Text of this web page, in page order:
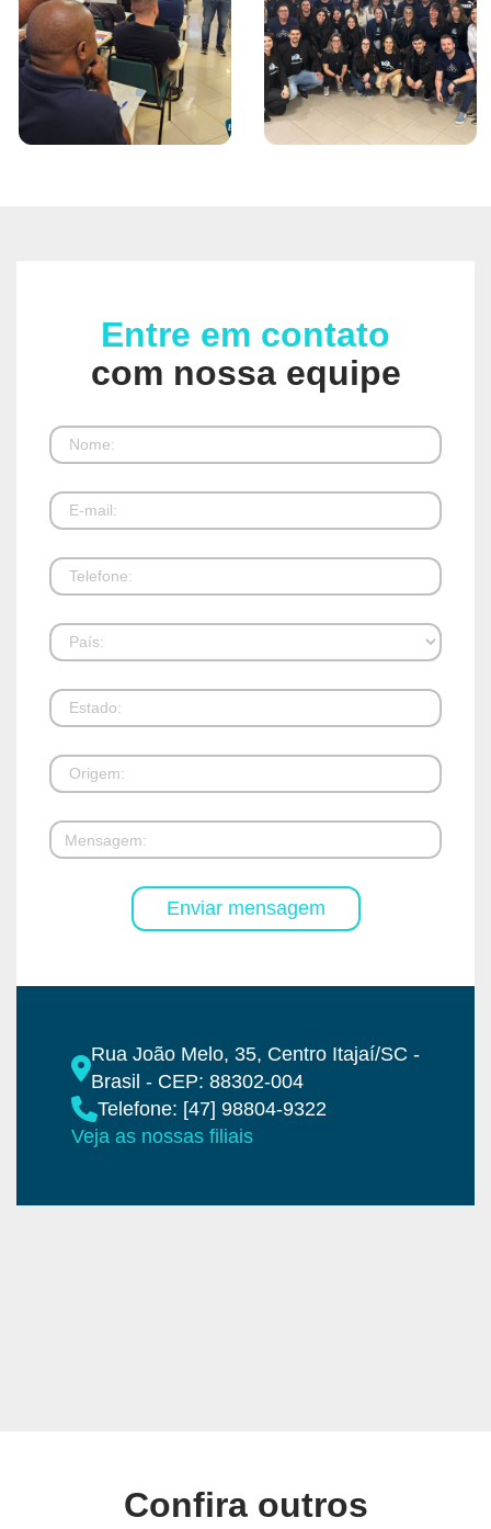
Entre em contato
com nossa equipe
Rua João Melo, 35, Centro Itajaí/SC -
Brasil - CEP: 88302-004
Telefone: [47] 98804-9322
Veja as nossas filiais
Confira outros